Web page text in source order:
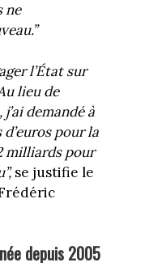
ne
l’État sur
lieu de
demandé à
pour la
milliards pour
se justifie le
depuis 2005